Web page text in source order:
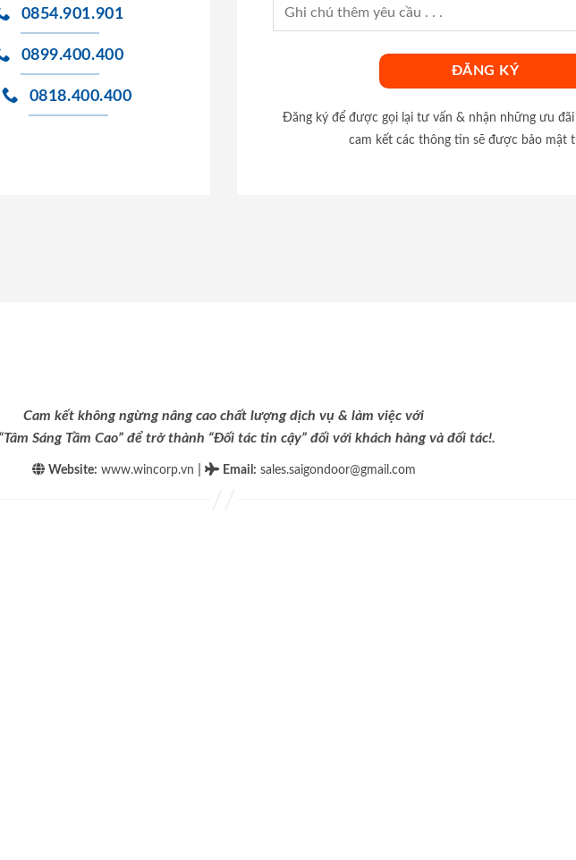
0854.901.901
0899.400.400
0818.400.400
Đăng ký để được gọi lại tư vấn & nhận những ưu
cam kết các thông tin sẽ được bảo mật
Cam kết không ngừng nâng cao chất lượng dịch vụ & làm việc với
Sáng Tầm Cao” để trở thành “Đối tác tin cậy” đối với khách hàng và đối tác!.
Website: www.wincorp.vn Email : sales.saigondoor@gmail.com